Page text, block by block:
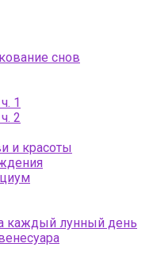
снов
1
2
и красоты
каждый лунный день